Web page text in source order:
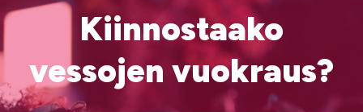
Kiinnostaako
vessojen vuokraus?